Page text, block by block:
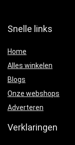
Snelle links
Home
Alles winkelen
Blogs
Onze webshops
Adverteren
Verklaringen